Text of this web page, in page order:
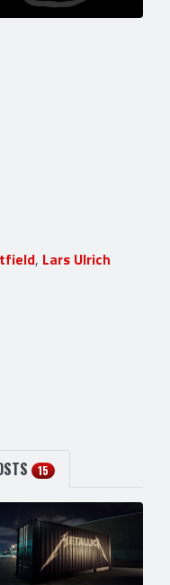
, Lars Ulrich
15